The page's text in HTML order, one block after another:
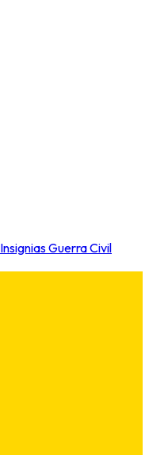
Insignias Guerra Civil